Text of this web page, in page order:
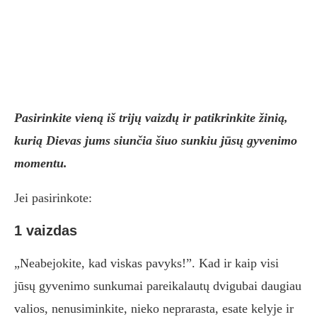
Pasirinkite vieną iš trijų vaizdų ir patikrinkite žinią,
kurią Dievas jums siunčia šiuo sunkiu jūsų gyvenimo
momentu.
Jei pasirinkote:
1 vaizdas
„Neabejokite, kad viskas pavyks!”. Kad ir kaip visi
jūsų gyvenimo sunkumai pareikalautų dvigubai daugiau
valios, nenusiminkite, nieko neprarasta, esate kelyje ir